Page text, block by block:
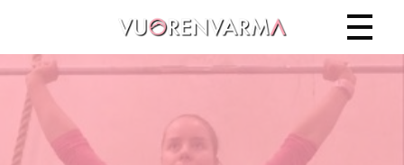
Vuorenvarma